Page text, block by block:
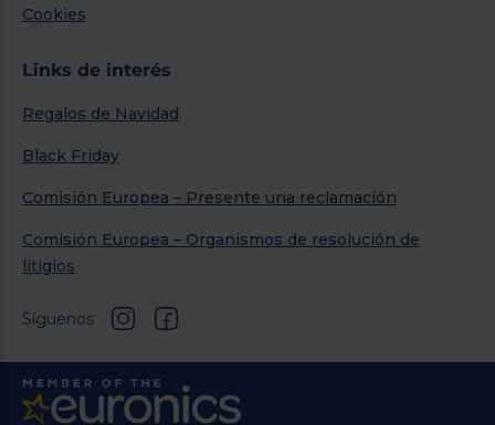
Cookies
Links de interés
Regalos de Navidad
Black Friday
Comisión Europea – Presente una reclamación
Comisión Europea – Organismos de resolución de
litigios
Síguenos